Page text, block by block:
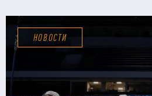
НОВОСТИ